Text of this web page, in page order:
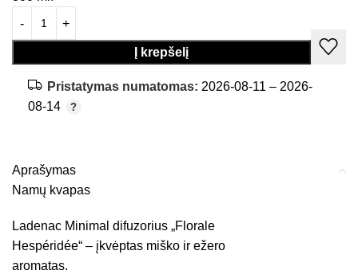
Į krepšelį
Pristatymas numatomas: 2026-08-11 – 2026-
08-14
Aprašymas
Namų kvapas
Ladenac Minimal difuzorius „Florale
Hespéridée“ – įkvėptas miško ir ežero
aromatas.